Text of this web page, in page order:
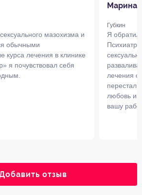
мазохизма и
обычными
курса лечения в клинике
я почувствовал себя
Марина
Губкин
Я
лечения
перестал
любовь и
вашу
отзыв